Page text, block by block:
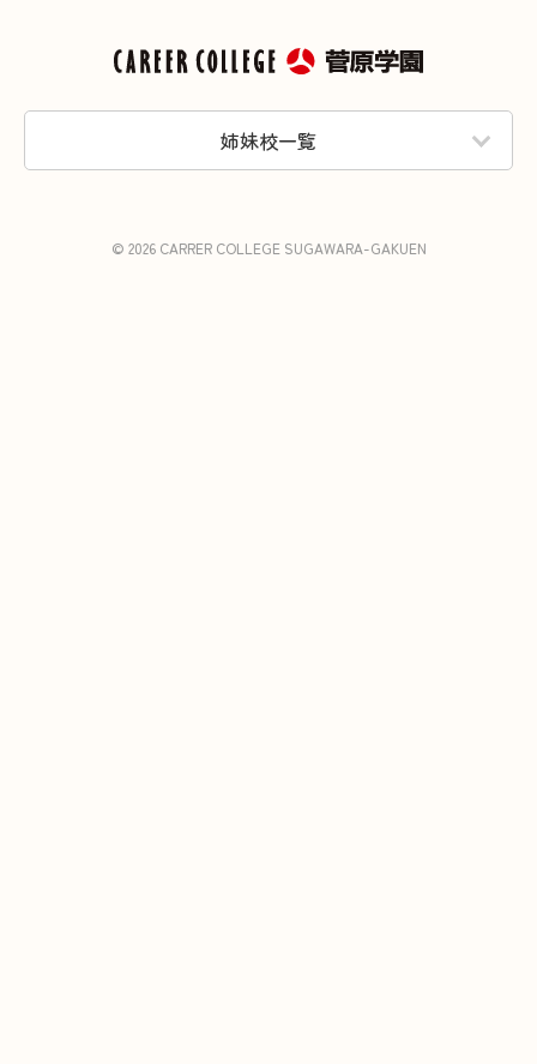
姉妹校一覧
© 2026 CARRER COLLEGE SUGAWARA-GAKUEN